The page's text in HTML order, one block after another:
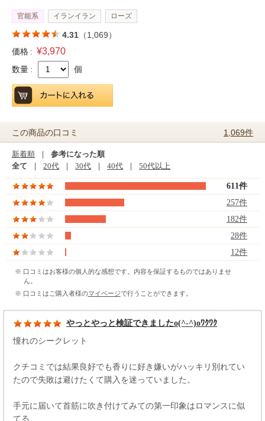
官能系 イランイラン ローズ
4.31 （1,069）
価格 : ¥3,970
数量 : 個
この商品の口コミ 1,069件
新着順 ｜ 参考になった順
全て ｜ 20代 ｜ 30代 ｜ 40代 ｜ 50代以上
611件
257件
182件
28件
12件
※ 口コミはお客様の個人的な感想です。内容を保証するものではありませ
ん。
※ 口コミはご購入者様のマイページで行うことができます。
やっとやっと検証できましたo(^-^)oﾜｸﾜｸ
憧れのシークレット
クチコミでは結果良好でも香りに好き嫌いがハッキリ別れてい
たので失敗は避けたくて購入を迷っていました。
手元に届いて首筋に吹き付けてみての第一印象はロマンスに似
てる…